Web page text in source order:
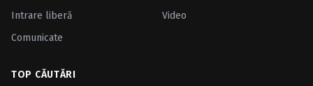
Intrare liberă
Video
Comunicate
TOP CĂUTĂRI